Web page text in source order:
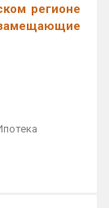
регионе